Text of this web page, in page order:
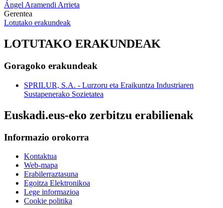
Ángel Aramendi Arrieta
Gerentea
Lotutako erakundeak
LOTUTAKO ERAKUNDEAK
Goragoko erakundeak
SPRILUR, S.A. - Lurzoru eta Eraikuntza Industriaren
Sustapenerako Sozietatea
Euskadi.eus-eko zerbitzu erabilienak
Informazio orokorra
Kontaktua
Web-mapa
Erabilerraztasuna
Egoitza Elektronikoa
Lege informazioa
Cookie politika